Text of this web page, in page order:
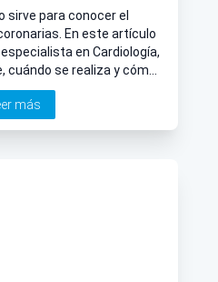
sirve para conocer el
En este artículo
en Cardiología,
cuándo se realiza y cómo
más